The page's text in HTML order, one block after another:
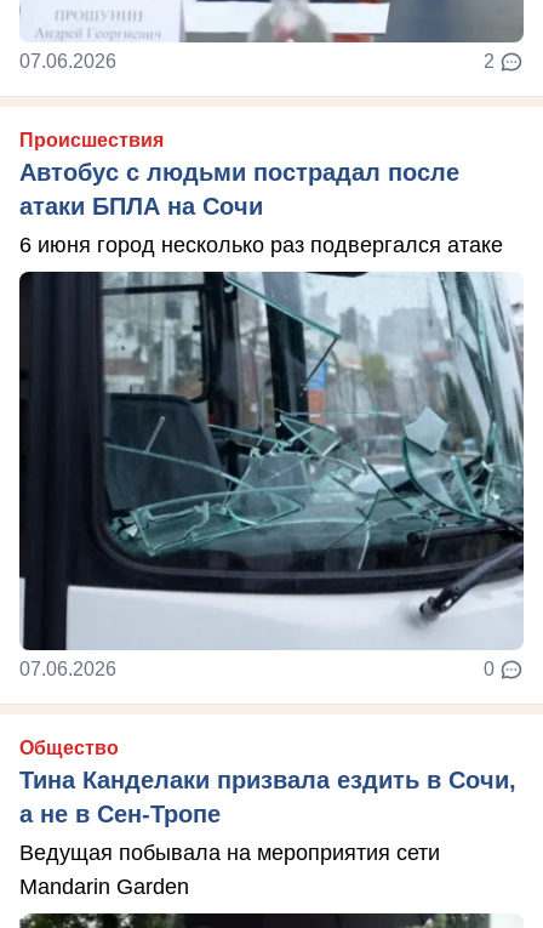
07.06.2026 2
Происшествия
Автобус с людьми пострадал после
атаки БПЛА на Сочи
6 июня город несколько раз подвергался атаке
07.06.2026 0
Общество
Тина Канделаки призвала ездить в Сочи,
а не в Сен-Тропе
Ведущая побывала на мероприятия сети
Mandarin Garden